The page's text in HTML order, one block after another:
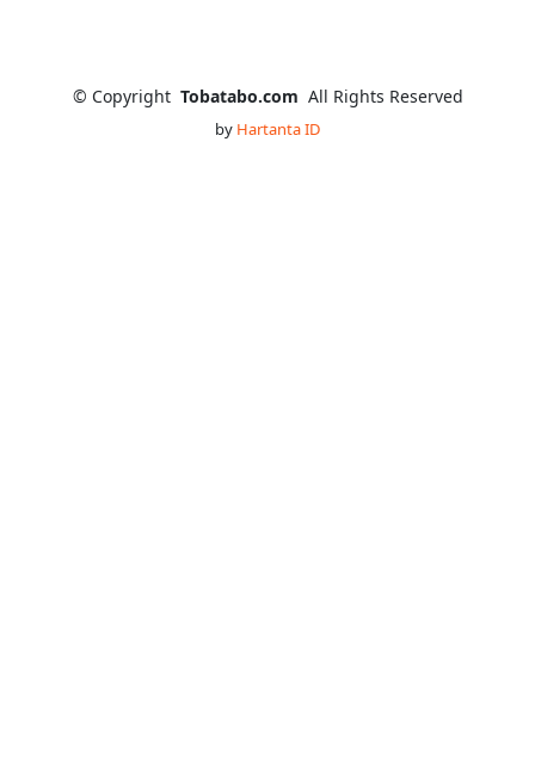
© Copyright Tobatabo.com All Rights Reserved
by Hartanta ID